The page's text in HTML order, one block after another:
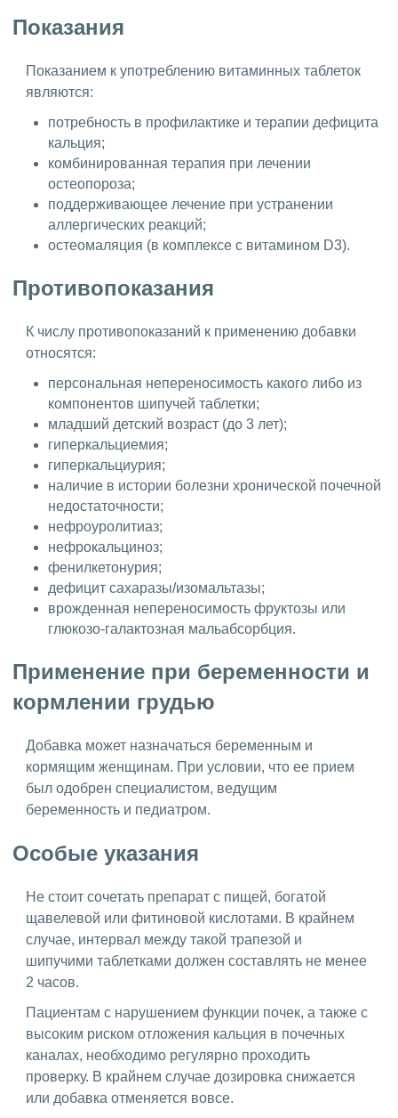
Показания
Показанием к употреблению витаминных таблеток
являются:
потребность в профилактике и терапии дефицита
кальция;
комбинированная терапия при лечении
остеопороза;
поддерживающее лечение при устранении
аллергических реакций;
остеомаляция (в комплексе с витамином D3).
Противопоказания
К числу противопоказаний к применению добавки
относятся:
персональная непереносимость какого либо из
компонентов шипучей таблетки;
младший детский возраст (до 3 лет);
гиперкальциемия;
гиперкальциурия;
наличие в истории болезни хронической почечной
недостаточности;
нефроуролитиаз;
нефрокальциноз;
фенилкетонурия;
дефицит сахаразы/изомальтазы;
врожденная непереносимость фруктозы или
глюкозо-галактозная мальабсорбция.
Применение при беременности и
кормлении грудью
Добавка может назначаться беременным и
кормящим женщинам. При условии, что ее прием
был одобрен специалистом, ведущим
беременность и педиатром.
Особые указания
Не стоит сочетать препарат с пищей, богатой
щавелевой или фитиновой кислотами. В крайнем
случае, интервал между такой трапезой и
шипучими таблетками должен составлять не менее
2 часов.
Пациентам с нарушением функции почек, а также с
высоким риском отложения кальция в почечных
каналах, необходимо регулярно проходить
проверку. В крайнем случае дозировка снижается
или добавка отменяется вовсе.